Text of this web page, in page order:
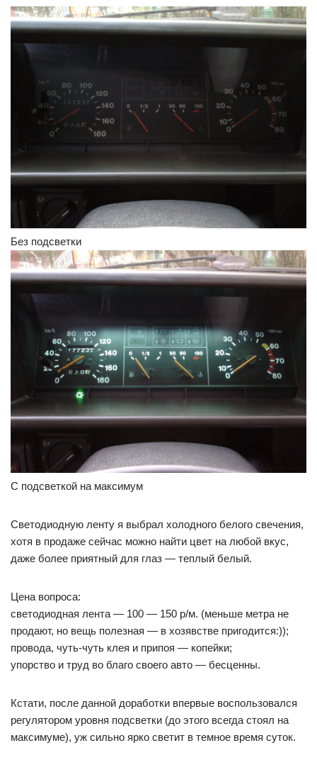
Без подсветки
С подсветкой на максимум
Светодиодную ленту я выбрал холодного белого свечения,
хотя в продаже сейчас можно найти цвет на любой вкус,
даже более приятный для глаз — теплый белый.
Цена вопроса:
светодиодная лента — 100 — 150 р/м. (меньше метра не
продают, но вещь полезная — в хозявстве пригодится:));
провода, чуть-чуть клея и припоя — копейки;
упорство и труд во благо своего авто — бесценны.
Кстати, после данной доработки впервые воспользовался
регулятором уровня подсветки (до этого всегда стоял на
максимуме), уж сильно ярко светит в темное время суток.